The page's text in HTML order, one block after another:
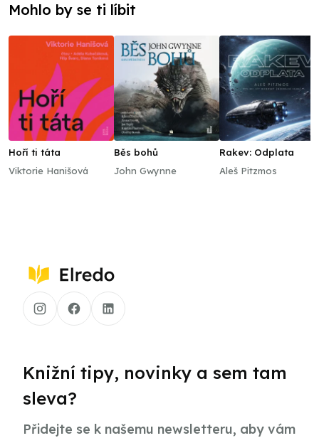
Mohlo by se ti líbit
Hoří ti táta
Viktorie Hanišová
Běs bohů
John Gwynne
Rakev: Odplata
Aleš Pitzmos
Knižní tipy, novinky a sem tam
sleva?
Přidejte se k našemu newsletteru, aby vám